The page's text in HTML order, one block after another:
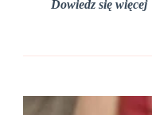
Dowiedz się więcej